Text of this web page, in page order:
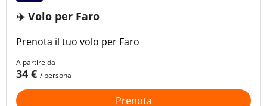
✈️ Volo per Faro
Prenota il tuo volo per Faro
A partire da
34 € / persona
Prenota